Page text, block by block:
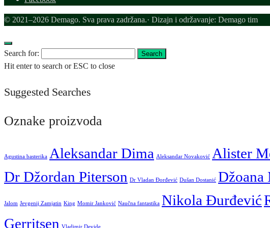
© 2021–2026 Demago. Sva prava zadržana.· Dizajn i održavanje: Demago tim
Search for: Search
Hit enter to search or ESC to close
Suggested Searches
Oznake proizvoda
Agustina basterika Aleksandar Dima Aleksandar Novaković Alister
Dr Džordan Piterson Dr Vladan Đorđević Dušan Dostanić Džoana
Jalom Jevgenij Zamjatin King Momir Janković Naučna fantastika Nikola Đurđević
Gerritsen Vladimir Devide